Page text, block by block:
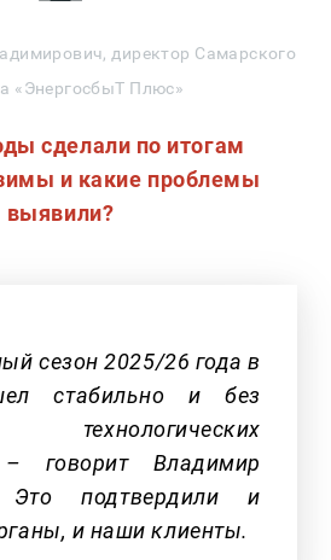
директор Самарского
«ЭнергосбыТ Плюс»
сделали по итогам
и какие проблемы
выявили?
сезон 2025/26 года в
стабильно и без
технологических
говорит Владимир
подтвердили и
и наши клиенты.